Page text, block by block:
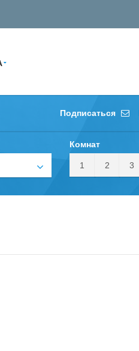
Подписаться
Комнат
1 2 3